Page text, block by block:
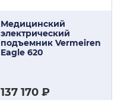
Медицинский
электрический
подъемник Vermeiren
Eagle 620
137 170 ₽